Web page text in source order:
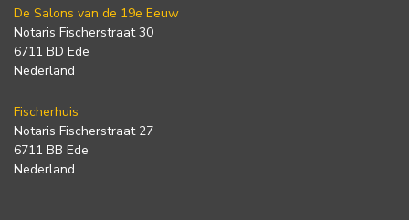
De Salons van de 19e Eeuw
Notaris Fischerstraat 30
6711 BD Ede
Nederland
Fischerhuis
Notaris Fischerstraat 27
6711 BB Ede
Nederland